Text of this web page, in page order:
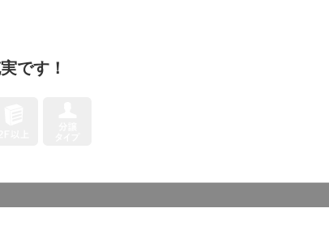
です！